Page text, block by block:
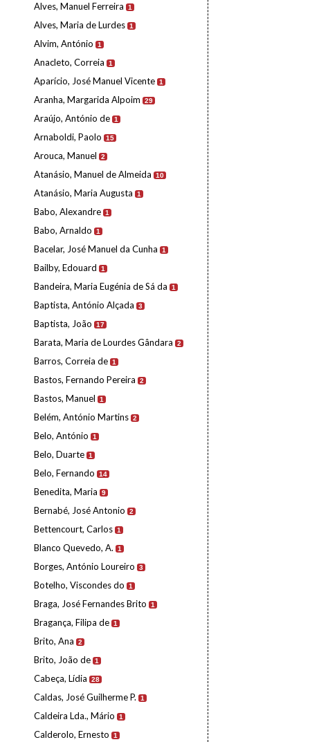
Alves, Manuel Ferreira 1
Alves, Maria de Lurdes 1
Alvim, António 1
Anacleto, Correia 1
Aparício, José Manuel Vicente 1
Aranha, Margarida Alpoim 29
Araújo, António de 1
Arnaboldi, Paolo 15
Arouca, Manuel 2
Atanásio, Manuel de Almeida 10
Atanásio, Maria Augusta 1
Babo, Alexandre 1
Babo, Arnaldo 1
Bacelar, José Manuel da Cunha 1
Bailby, Edouard 1
Bandeira, Maria Eugénia de Sá da 1
Baptista, António Alçada 3
Baptista, João 17
Barata, Maria de Lourdes Gândara 2
Barros, Correia de 1
Bastos, Fernando Pereira 2
Bastos, Manuel 1
Belém, António Martins 2
Belo, António 1
Belo, Duarte 1
Belo, Fernando 14
Benedita, Maria 9
Bernabé, José Antonio 2
Bettencourt, Carlos 1
Blanco Quevedo, A. 1
Borges, António Loureiro 3
Botelho, Viscondes do 1
Braga, José Fernandes Brito 1
Bragança, Filipa de 1
Brito, Ana 2
Brito, João de 1
Cabeça, Lídia 28
Caldas, José Guilherme P. 1
Caldeira Lda., Mário 1
Calderolo, Ernesto 1